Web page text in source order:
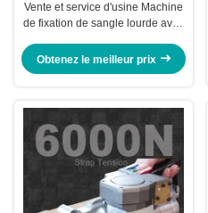
Vente et service d'usine Machine
de fixation de sangle lourde avec
batterie rechargeable
Obtenez le meilleur prix